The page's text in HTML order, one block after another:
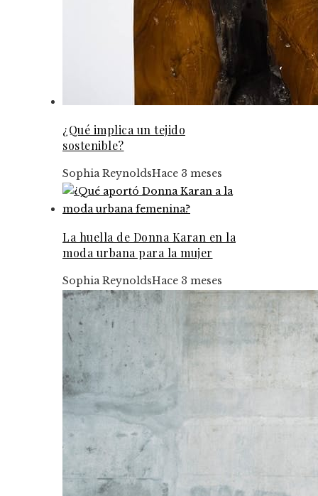
¿Qué implica un tejido
sostenible?
Sophia ReynoldsHace 3 meses
La huella de Donna Karan en la
moda urbana para la mujer
Sophia ReynoldsHace 3 meses